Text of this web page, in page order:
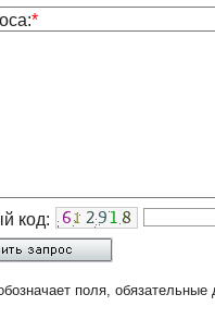
*
код:
поля, обязательные